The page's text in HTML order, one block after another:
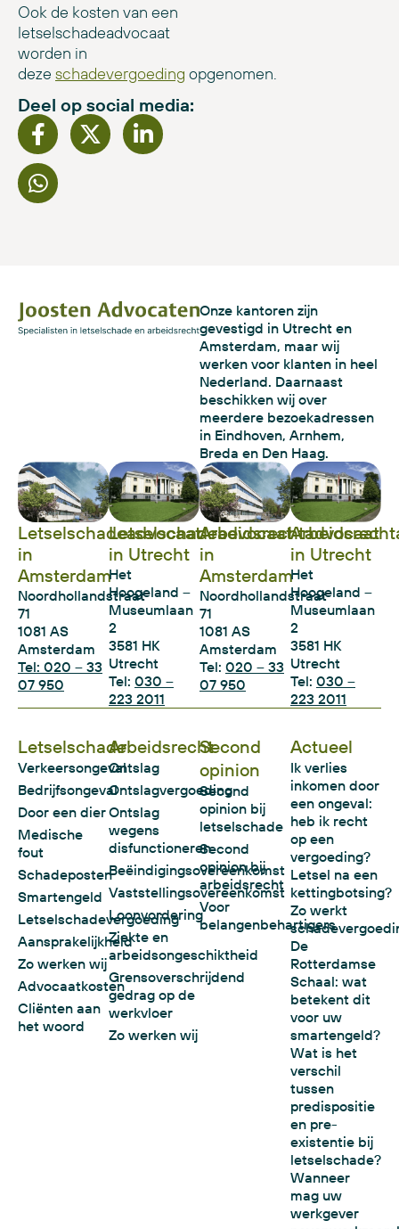
Ook de kosten van een
letselschadeadvocaat
worden in
deze schadevergoeding opgenomen.
Deel op social media:
Onze kantoren zijn
gevestigd in Utrecht en
Amsterdam, maar wij
werken voor klanten in heel
Nederland. Daarnaast
beschikken wij over
meerdere bezoekadressen
in Eindhoven, Arnhem,
Breda en Den Haag.
Letselschadeadvocaat
in
Amsterdam
Noordhollandstraat
71
1081 AS
Amsterdam
Tel: 020 – 33
07 950
Letselschadeadvocaat
in Utrecht
Het
Hoogeland –
Museumlaan
2
3581 HK
Utrecht
Tel: 030 –
223 2011
Arbeidsrechtadvocaat
in
Amsterdam
Noordhollandstraat
71
1081 AS
Amsterdam
Tel: 020 – 33
07 950
in Utrecht
Het
Hoogeland –
Museumlaan
2
3581 HK
Utrecht
Tel: 030 –
223 2011
Letselschade
Verkeersongeval
Bedrijfsongeval
Door een dier
Medische
fout
Schadeposten
Smartengeld
Letselschadevergoeding
Aansprakelijkheid
Zo werken wij
Advocaatkosten
Cliënten aan
het woord
Arbeidsrecht
Ontslag
Ontslagvergoeding
Ontslag
wegens
disfunctioneren
Beëindigingsovereenkomst
Vaststellingsovereenkomst
Loonvordering
Ziekte en
arbeidsongeschiktheid
Grensoverschrijdend
gedrag op de
werkvloer
Zo werken wij
Second
opinion
Second
opinion bij
letselschade
Second
opinion bij
arbeidsrecht
Voor
belangenbehartigers
Actueel
Ik verlies
inkomen door
een ongeval:
heb ik recht
op een
vergoeding?
Letsel na een
kettingbotsing?
Zo werkt
De
Rotterdamse
Schaal: wat
betekent dit
voor uw
smartengeld?
Wat is het
verschil
tussen
predispositie
en pre-
existentie bij
letselschade?
Wanneer
mag uw
werkgever